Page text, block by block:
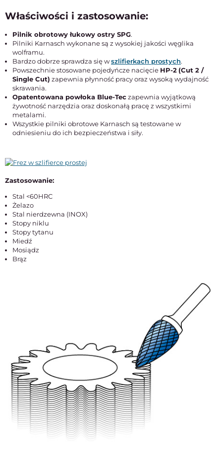
Właściwości i zastosowanie:
Pilnik obrotowy łukowy ostry SPG.
Pilniki Karnasch wykonane są z wysokiej jakości węglika
wolframu.
Bardzo dobrze sprawdza się wszlifierkach prostych.
Powszechnie stosowane pojedyńcze nacięcie HP-2 (Cut 2 /
Single Cut) zapewnia płynność pracy oraz wysoką wydajność
skrawania.
Opatentowana powłoka Blue-Teczapewnia wyjątkową
żywotność narzędzia oraz doskonałą pracę z wszystkimi
metalami.
Wszystkie pilniki obrotowe Karnasch są testowane w
odniesieniu do ich bezpieczeństwa i siły.
Zastosowanie:
Stal <60HRC
Żelazo
Stal nierdzewna (INOX)
Stopy niklu
Stopy tytanu
Miedź
Mosiądz
Brąz